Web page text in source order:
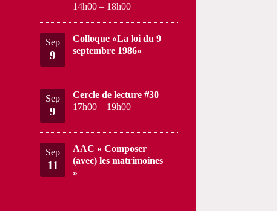
14h00 – 18h00
Sep
9
Colloque «La loi du 9
septembre 1986»
Sep
9
Cercle de lecture #30
17h00 – 19h00
Sep
11
AAC « Composer
(avec) les matrimoines
»